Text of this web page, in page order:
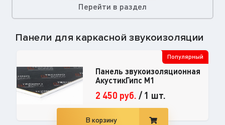
Перейти в раздел
Панели для каркасной звукоизоляции
Популярный
Панель звукоизоляционная
АкустикГипс М1
2 450 руб. /1 шт.
В корзину